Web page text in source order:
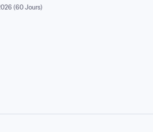
(60 Jours)